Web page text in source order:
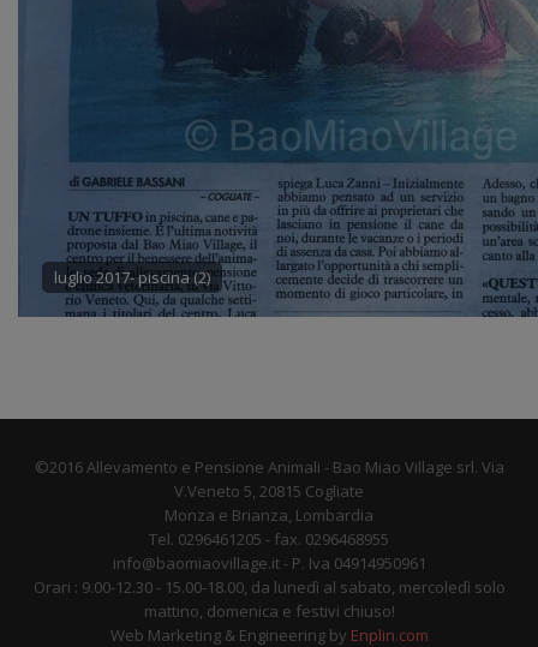
luglio 2017- piscina (2)
©2016 Allevamento e Pensione Animali - Bao Miao Village srl. Via
V.Veneto 5, 20815 Cogliate
Monza e Brianza, Lombardia
Tel. 0296461205 - fax. 0296468955
info@baomiaovillage.it - P. Iva 04914950961
Orari : 9.00-12.30 - 15.00-18.00, da lunedì al sabato, mercoledì solo
mattino, domenica e festivi chiuso!
Web Marketing & Engineering by Enplin.com